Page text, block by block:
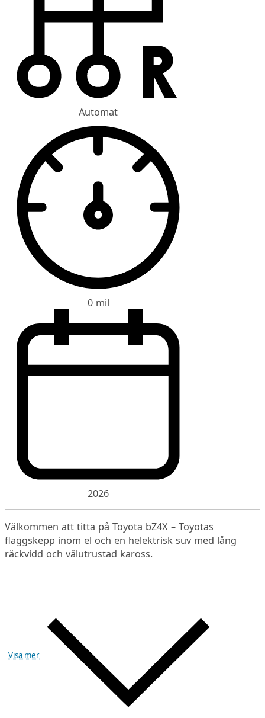
Automat
0 mil
2026
Välkommen att titta på Toyota bZ4X – Toyotas
flaggskepp inom el och en helektrisk suv med lång
räckvidd och välutrustad kaross.
Visa mer